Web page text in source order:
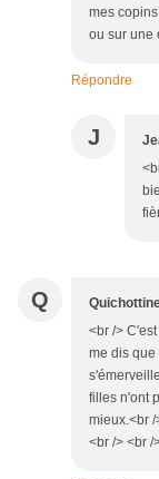
mes
ou sur une
Répondre
J
Q
<br />
me dis que
filles n'ont
mieux.<br /
<br /> <br /